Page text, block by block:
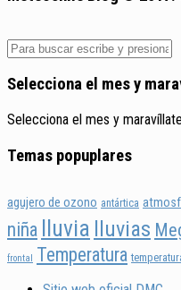
Selecciona el mes y
Selecciona el mes y
Temas popuplares
agujero de ozono antártica
niña lluvia lluvias
frontal Temperatura